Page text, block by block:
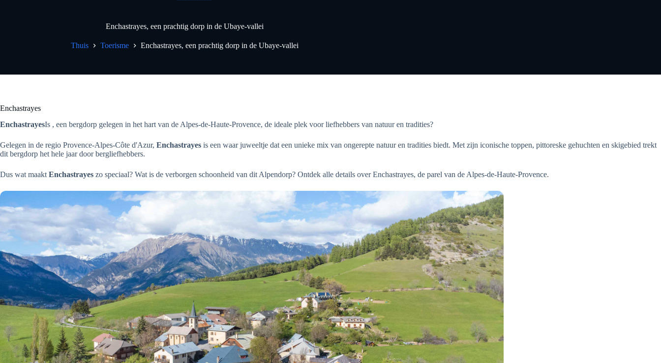
Enchastrayes, een prachtig dorp in de Ubaye-vallei
Thuis Toerisme Enchastrayes, een prachtig dorp in de Ubaye-vallei
Enchastrayes
EnchastrayesIs , een bergdorp gelegen in het hart van de Alpes-de-Haute-Provence, de ideale plek voor liefhebbers van natuur en tradities?
Gelegen in de regio Provence-Alpes-Côte d'Azur, Enchastrayes is een waar juweeltje dat een unieke mix van ongerepte natuur en tradities biedt. Met zijn iconische toppen, pittoreske gehuchten en skigebied trekt
dit bergdorp het hele jaar door bergliefhebbers.
Dus wat maakt Enchastrayes zo speciaal? Wat is de verborgen schoonheid van dit Alpendorp? Ontdek alle details over Enchastrayes, de parel van de Alpes-de-Haute-Provence.